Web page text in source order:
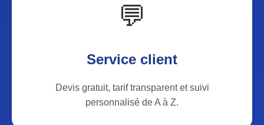
💬
Service client
Devis gratuit, tarif transparent et suivi
personnalisé de A à Z.